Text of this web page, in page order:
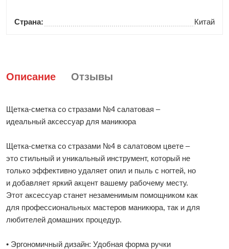
Страна: Китай
Описание Отзывы
Щетка-сметка со стразами №4 салатовая –
идеальный аксессуар для маникюра
Щетка-сметка со стразами №4 в салатовом цвете –
это стильный и уникальный инструмент, который не
только эффективно удаляет опил и пыль с ногтей, но
и добавляет яркий акцент вашему рабочему месту.
Этот аксессуар станет незаменимым помощником как
для профессиональных мастеров маникюра, так и для
любителей домашних процедур.
• Эргономичный дизайн: Удобная форма ручки